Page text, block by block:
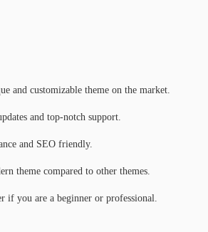
and customizable theme on the market.
and top-notch support.
and SEO friendly.
theme compared to other themes.
if you are a beginner or professional.